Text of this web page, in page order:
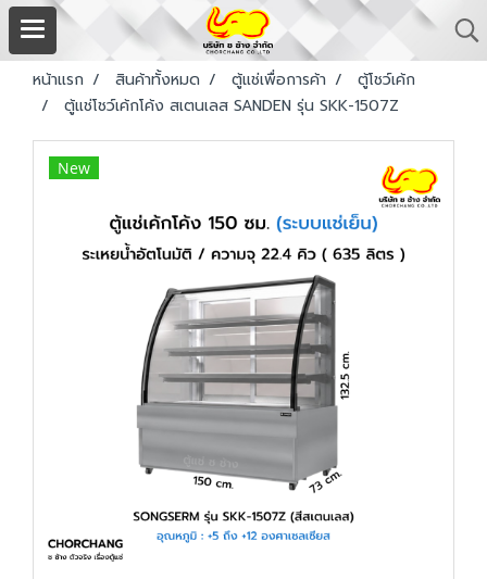
หน้าแรก สินค้าทั้งหมด ตู้แช่เพื่อการค้า
ตู้โชว์เค้ก
ตู้แช่โชว์เค้กโค้ง สเตนเลส SANDEN รุ่น SKK-1507Z
New